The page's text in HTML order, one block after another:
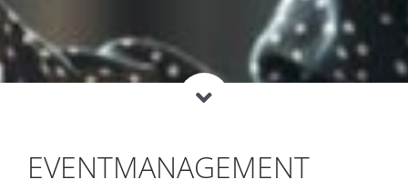
EVENTMANAGEMENT